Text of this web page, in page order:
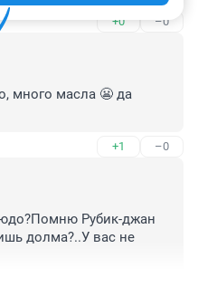
+0 –0
много масла 😬 да
+1 –0
Рубик-джан
долма?..У вас не